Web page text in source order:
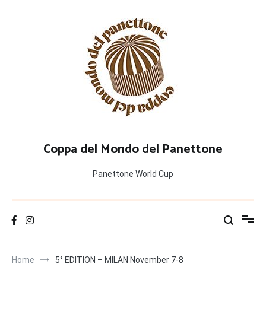
Coppa del Mondo del Panettone
Panettone World Cup
Home 5° EDITION – MILAN November 7-8